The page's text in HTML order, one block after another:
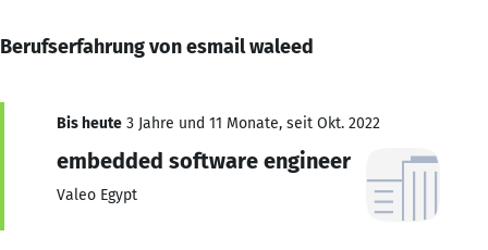
Berufserfahrung von esmail waleed
Bis heute 3 Jahre und 11 Monate, seit Okt. 2022
embedded software engineer
Valeo Egypt